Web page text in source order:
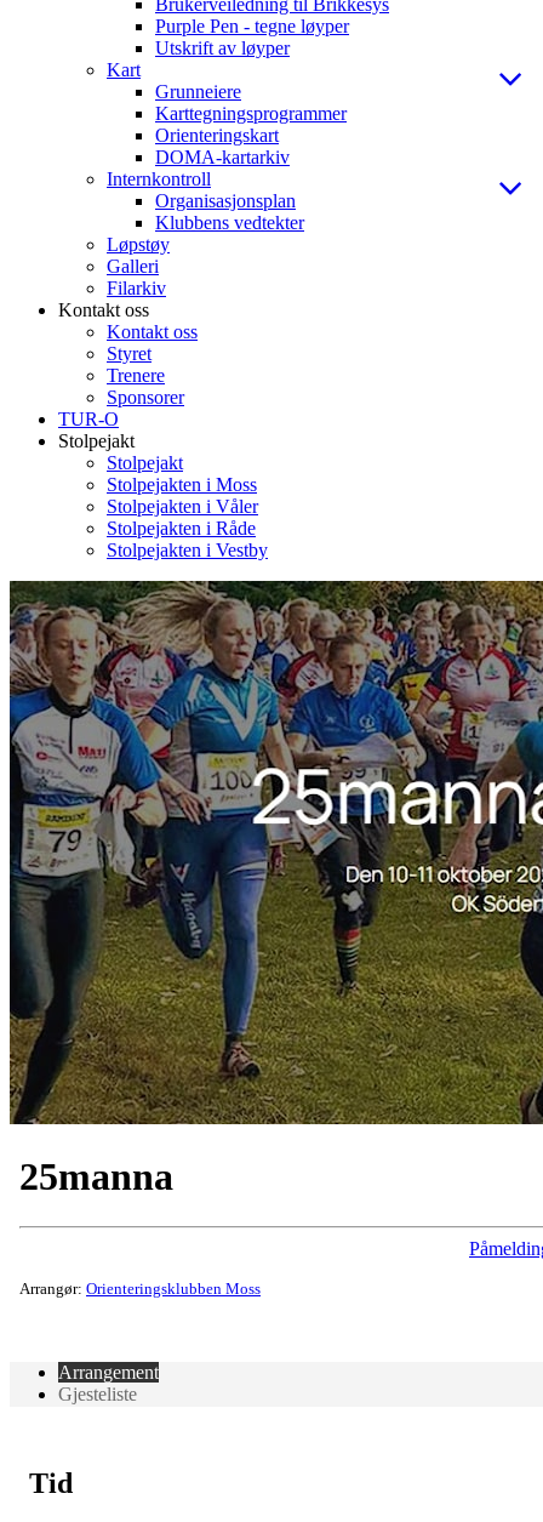
Brukerveiledning til Brikkesys
Purple Pen - tegne løyper
Utskrift av løyper
Kart
Grunneiere
Karttegningsprogrammer
Orienteringskart
DOMA-kartarkiv
Internkontroll
Organisasjonsplan
Klubbens vedtekter
Løpstøy
Galleri
Filarkiv
Kontakt oss
Kontakt oss
Styret
Trenere
Sponsorer
TUR-O
Stolpejakt
Stolpejakt
Stolpejakten i Moss
Stolpejakten i Våler
Stolpejakten i Råde
Stolpejakten i Vestby
25manna
Arrangør: Orienteringsklubben Moss
Arrangement
Gjesteliste
Tid